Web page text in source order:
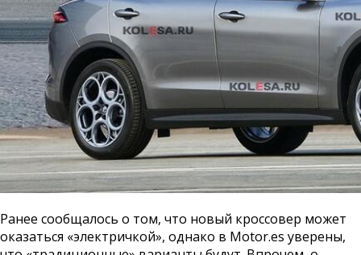
Ранее сообщалось о том, что новый кроссовер может
оказаться «электричкой», однако в Motor.es уверены,